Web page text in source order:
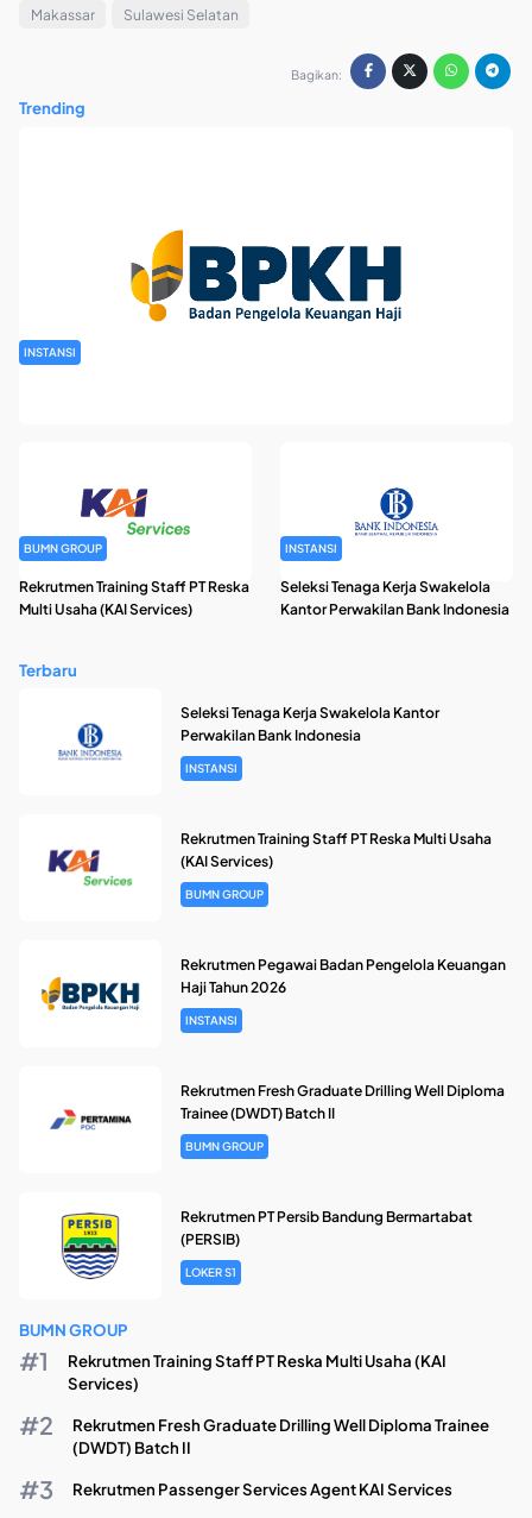
Makassar Sulawesi Selatan
Bagikan:
Trending
INSTANSI
BUMN GROUP
Rekrutmen Training Staff PT Reska
Multi Usaha (KAI Services)
INSTANSI
Seleksi Tenaga Kerja Swakelola
Kantor Perwakilan Bank Indonesia
Terbaru
Seleksi Tenaga Kerja Swakelola Kantor
Perwakilan Bank Indonesia
INSTANSI
Rekrutmen Training Staff PT Reska Multi Usaha
(KAI Services)
BUMN GROUP
Rekrutmen Pegawai Badan Pengelola Keuangan
Haji Tahun 2026
INSTANSI
Rekrutmen Fresh Graduate Drilling Well Diploma
Trainee (DWDT) Batch II
BUMN GROUP
Rekrutmen PT Persib Bandung Bermartabat
(PERSIB)
LOKER S1
BUMN GROUP
Rekrutmen Training Staff PT Reska Multi Usaha (KAI
Services)
Rekrutmen Fresh Graduate Drilling Well Diploma Trainee
(DWDT) Batch II
Rekrutmen Passenger Services Agent KAI Services